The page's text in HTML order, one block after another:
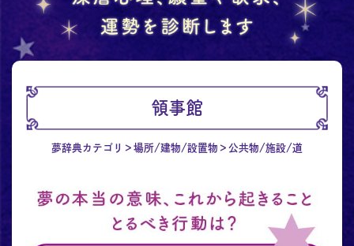
領事館
夢辞典カテゴリ 場所/建物/設置物 公共物/施設/道